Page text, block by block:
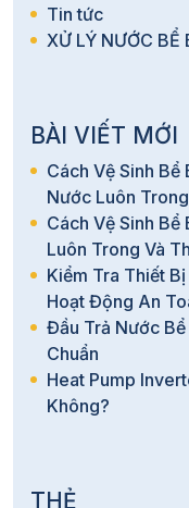
Tin tức
XỬ LÝ NƯỚC BỂ
BÀI VIẾT MỚI
Cách Vệ Sinh
Nước Luôn Trong
Cách Vệ Sinh
Luôn Trong Và
Kiểm Tra Thiết
Hoạt Động An
Đầu Trả Nước
Chuẩn
Heat Pump
Không?
THẺ